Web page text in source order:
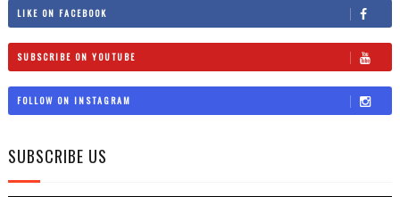
LIKE ON FACEBOOK
SUBSCRIBE ON YOUTUBE
FOLLOW ON INSTAGRAM
SUBSCRIBE US